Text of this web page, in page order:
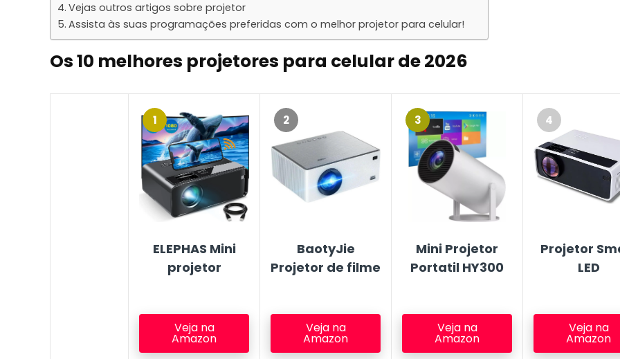
Vejas outros artigos sobre projetor
Assista às suas programações preferidas com o melhor projetor para celular!
Os 10 melhores projetores para celular de 2026
1
ELEPHAS Mini
projetor
Veja na
Amazon
2
BaotyJie
Projetor de filme
Veja na
Amazon
3
Mini Projetor
Portatil HY300
Veja na
Amazon
4
Projetor
LED
Veja na
Amazon